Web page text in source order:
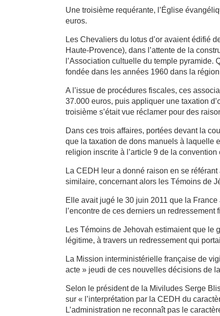
Une troisième requérante, l’Église
euros.
Les Chevaliers du lotus d’or avaient édifié
Haute-Provence), dans l’attente de la
l’Association cultuelle du temple pyramide.
fondée dans les années 1960 dans la
A l’issue de procédures fiscales, ces
37.000 euros, puis appliquer une taxation
troisième s’était vue réclamer pour des
Dans ces trois affaires, portées devant la
que la taxation de dons manuels à laquelle
religion inscrite à l’article 9 de la
La CEDH leur a donné raison en se
similaire, concernant alors les Témoins de
Elle avait jugé le 30 juin 2011 que la
l’encontre de ces derniers un
Les Témoins de Jehovah estimaient que le
légitime, à travers un redressement qui
La Mission interministérielle française de
acte » jeudi de ces nouvelles décisions de
Selon le président de la Miviludes Serge
sur « l’interprétation par la CEDH du
L’administration ne reconnaît pas le